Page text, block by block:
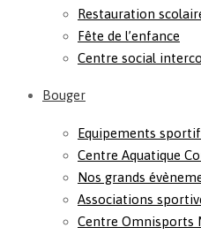
Restauration
Fête de l’enfance
Centre social
Bouger
Equipements
Centre Aquatique
Nos grands
Associations
Centre Omnisports